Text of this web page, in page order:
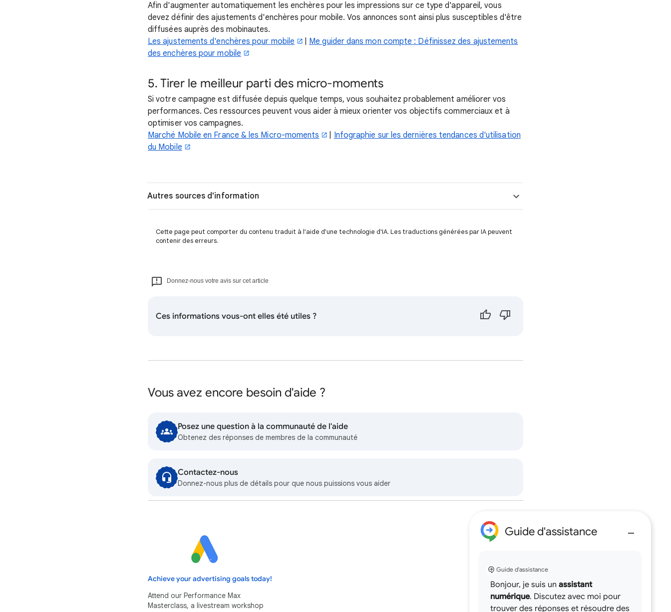
Afin d'augmenter automatiquement les enchères pour les impressions sur ce type d'appareil, vous
devez définir des ajustements d'enchères pour mobile. Vos annonces sont ainsi plus susceptibles d'être
diffusées auprès des mobinautes.
Les ajustements d'enchères pour mobile
Me guider dans mon compte : Définissez des ajustements
des enchères pour mobile
5. Tirer le meilleur parti des micro-moments
Si votre campagne est diffusée depuis quelque temps, vous souhaitez probablement améliorer vos
performances. Ces ressources peuvent vous aider à mieux orienter vos objectifs commerciaux et à
optimiser vos campagnes.
Marché Mobile en France & les Micro-moments
Infographie sur les dernières tendances d'utilisation
du Mobile
Autres sources d'information
Cette page peut comporter du contenu traduit à l'aide d'une technologie d'IA. Les traductions générées par IA peuvent
contenir des erreurs.
Donnez-nous votre avis sur cet article
Ces informations vous-ont elles été utiles ?
Vous avez encore besoin d'aide ?
Posez une question à la communauté de l'aide
Obtenez des réponses de membres de la communauté
Contactez-nous
Donnez-nous plus de détails pour que nous puissions vous aider
Achieve your advertising goals today!
Attend our Performance Max
Masterclass, a livestream workshop
Guide d'assistance
Guide d'assistance
Bonjour, je suis un assistant
numérique. Discutez avec moi pour
trouver des réponses et résoudre des